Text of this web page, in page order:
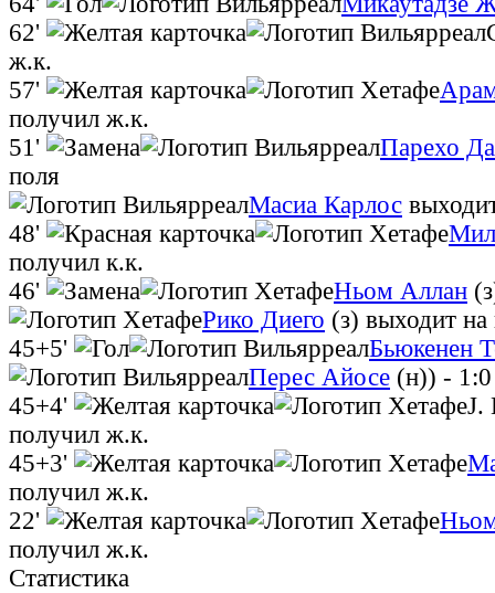
62'
ж.к.
57'
получил ж.к.
51'
Парехо
поля
Масиа Карлос
48'
получил к.к.
46'
Ньом Аллан
Рико Диего (з) выходит на
45+5'
Бьюкенен
Перес Айосе (н)) - 1:0
45+4'
J.
получил ж.к.
45+3'
получил ж.к.
22'
получил ж.к.
Статистика